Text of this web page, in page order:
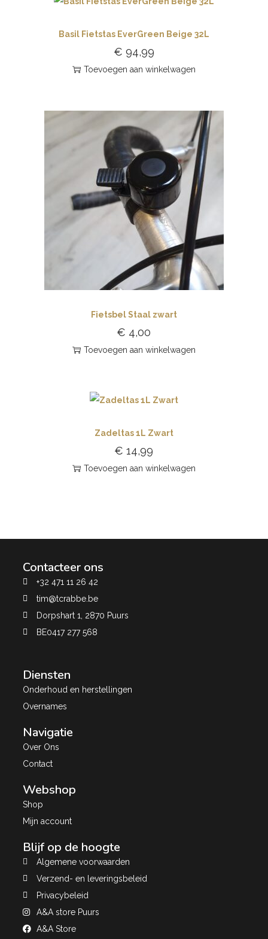
Basil Fietstas EverGreen Beige 32L
€ 94,99
Toevoegen aan winkelwagen
Fietsbel Staal zwart
€ 4,00
Toevoegen aan winkelwagen
Zadeltas 1L Zwart
€ 14,99
Toevoegen aan winkelwagen
Contacteer ons
+32 471 11 26 42
tim@tcrabbe.be
Dorpshart 1, 2870 Puurs
BE0417 277 568
Diensten
Onderhoud en herstellingen
Overnames
Navigatie
Over Ons
Contact
Webshop
Shop
Mijn account
Blijf op de hoogte
Algemene voorwaarden
Verzend- en leveringsbeleid
Privacybeleid
A&A store Puurs
A&A Store